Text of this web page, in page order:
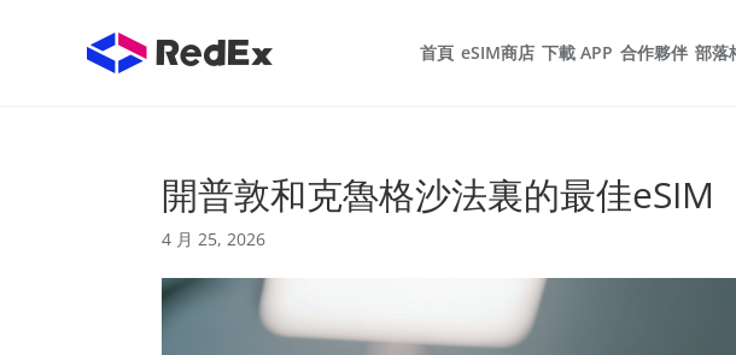
首頁 eSIM商店 下載 APP 合作夥伴 部落
開普敦和克魯格沙法裏的最佳eSIM
4 月 25, 2026